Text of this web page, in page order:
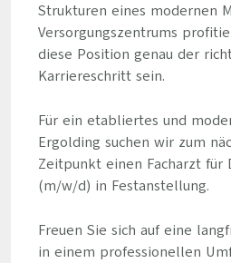
Strukturen eines modernen
Versorgungszentrums
diese Position genau der
Karriereschritt sein.
Für ein etabliertes und
Ergolding suchen wir zum
Zeitpunkt einen Facharzt für
(m/w/d) in Festanstellung.
Freuen Sie sich auf eine
in einem professionellen